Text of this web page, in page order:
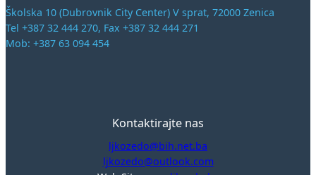
Školska 10 (Dubrovnik City Center) V sprat, 72000 Zenica
Tel +387 32 444 270, Fax +387 32 444 271
Mob: +387 63 094 454
Kontaktirajte nas
ljkozedo@bih.net.ba
ljkozedo@outlook.com